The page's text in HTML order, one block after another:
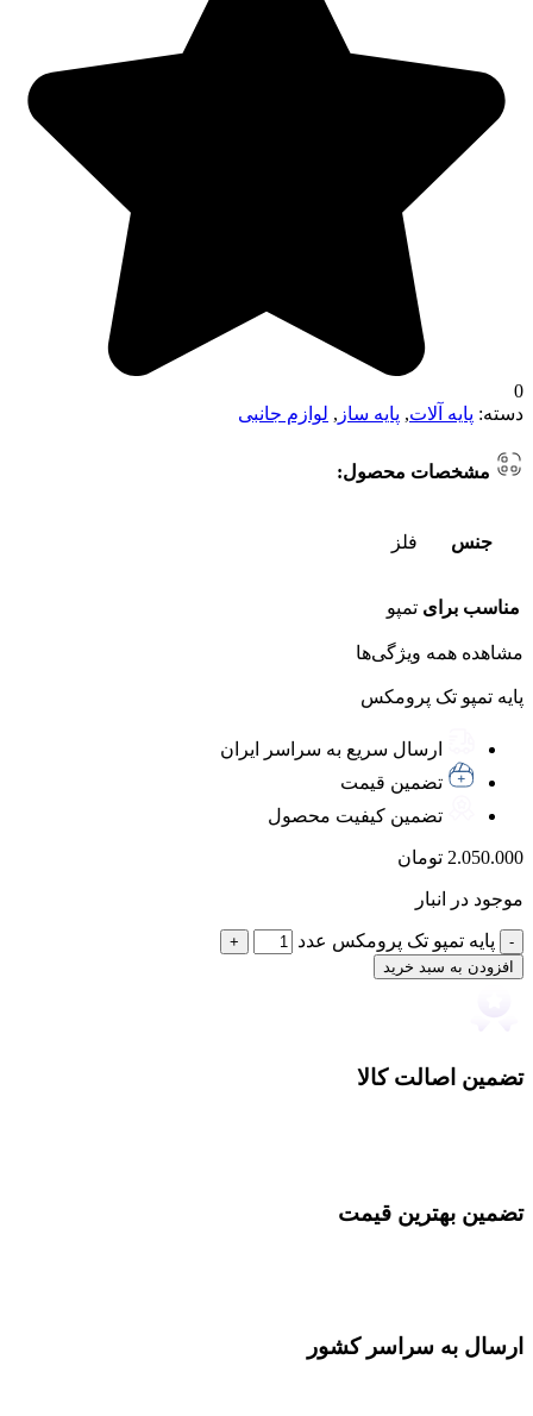
0
دسته: پایه آلات, پایه ساز , لوازم جانبی
مشخصات محصول:
جنس فلز
مناسب برای تمپو
مشاهده همه ویژگی‌ها
پایه تمپو تک پرومکس
ارسال سریع به سراسر ایران
تضمین قیمت
تضمین کیفیت محصول
2.050.000 تومان
موجود در انبار
پایه تمپو تک پرومکس عدد
افزودن به سبد خرید
تضمین اصالت کالا
تضمین بهترین قیمت
ارسال به سراسر کشور